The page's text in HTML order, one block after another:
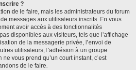
?
de le faire, mais les administrateurs du forum
messages aux utilisateurs inscrits. En vous
avoir accès à des fonctionnalités
disponibles aux visiteurs, tels que l’affichage
de la messagerie privée, l’envoi de
utilisateurs, l’adhésion à un groupe
ne vous prend qu’un court instant, c’est
de le faire.